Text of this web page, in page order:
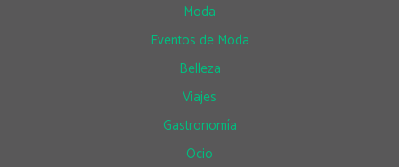
Moda
Eventos de Moda
Belleza
Viajes
Gastronomía
Ocio